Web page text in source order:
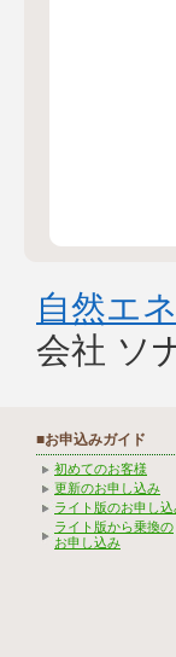
自然エ
会社 ソ
■お申込みガイド
初めてのお客様
更新のお申し込み
ライト版のお申し込
ライト版から乗換の
お申し込み